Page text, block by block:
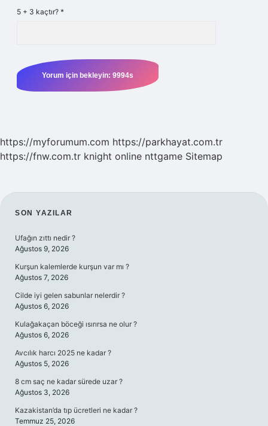
5 + 3 kaçtır? *
https://myforumum.com https://parkhayat.com.tr
https://fnw.com.tr knight online nttgame Sitemap
SIDEBAR
SON YAZILAR
Ufağın zıttı nedir ?
Ağustos 9, 2026
Kurşun kalemlerde kurşun var mı ?
Ağustos 7, 2026
Cilde iyi gelen sabunlar nelerdir ?
Ağustos 6, 2026
Kulağakaçan böceği ısırırsa ne olur ?
Ağustos 6, 2026
Avcılık harcı 2025 ne kadar ?
Ağustos 5, 2026
8 cm saç ne kadar sürede uzar ?
Ağustos 3, 2026
Kazakistan’da tıp ücretleri ne kadar ?
Temmuz 25, 2026